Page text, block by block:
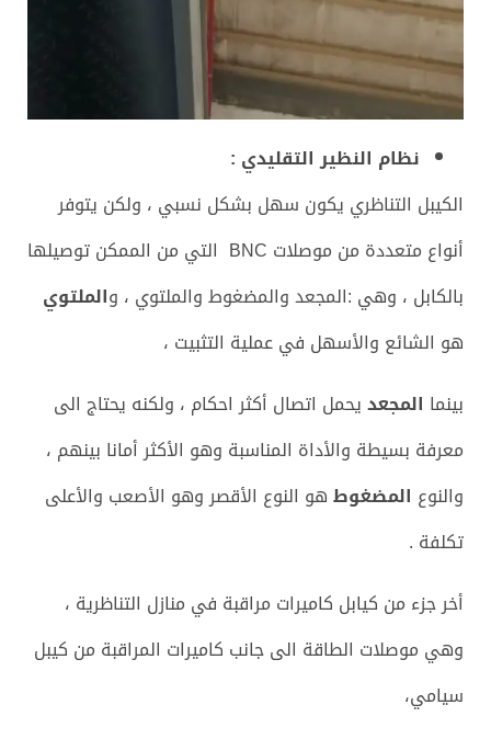
نظام النظير التقليدي :
الكيبل التناظري يكون سهل بشكل نسبي ، ولكن يتوفر
أنواع متعددة من موصلات BNC التي من الممكن توصيلها
بالكابل ، وهي :المجعد والمضغوط والملتوي ، و الملتوي
هو الشائع والأسهل في عملية التثبيت ،
بينماالمجعديحمل اتصال أكثر احكام ، ولكنه يحتاج الى
معرفة بسيطة والأداة المناسبة وهو الأكثر أمانا بينهم ،
والنوعالمضغوطهو النوع الأقصر وهو الأصعب والأعلى
تكلفة .
أخر جزء من كيابل كاميرات مراقبة في منازل التناظرية ،
وهي موصلات الطاقة الى جانب كاميرات المراقبة من كيبل
سيامي،